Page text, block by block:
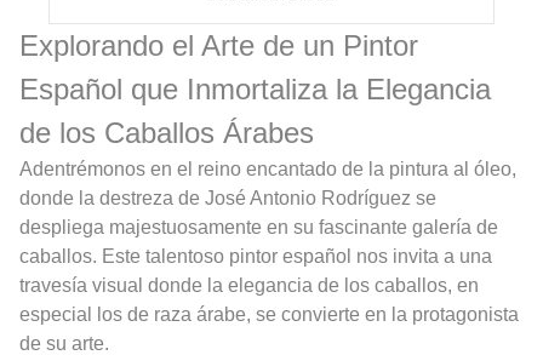
Explorando el Arte de un Pintor
Español que Inmortaliza la Elegancia
de los Caballos Árabes
Adentrémonos en el reino encantado de la pintura al óleo,
donde la destreza de José Antonio Rodríguez se
despliega majestuosamente en su fascinante galería de
caballos. Este talentoso pintor español nos invita a una
travesía visual donde la elegancia de los caballos, en
especial los de raza árabe, se convierte en la protagonista
de su arte.